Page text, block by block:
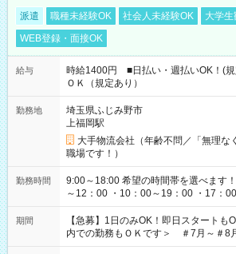
派遣 職種未経験OK 社会人未経験OK 大学生
WEB登録・面接OK
給与
時給1400円 ■日払い・週払いOK！(
ＯＫ（規定あり）
勤務地
埼玉県ふじみ野市
上福岡駅
大手物流会社（年齢不問／「無理な
職場です！）
勤務時間
9:00～18:00 希望の時間帯を選べます！ ＜シフト例＞ ・8：30
～12：00 ・10：00～19：00 ・17：
22：00 ・22：00～翌6：00 など
期間
【急募】1日のみOK！即日スタート
内での勤務もＯＫです＞ ＃7月～＃8